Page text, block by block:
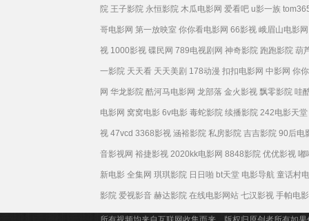
院 王子影院 永恒影院 木瓜电影网 爱看吧 u影一族
哥电影网 第一放映室 你你看电影网 66影视 峨眉山电影网
视 1000影视 碟民网 789电视剧网 神奇影院 跑跑影院 葫
一影院 天天看 天天美剧 178动漫 扣扣电影网 中影网 你
网 华龙影院 酷河马电影网 龙部落 金火影视 飘零影院 哇
电影网 窝窝电影 6v电影 毒蛇影院 续播影院 242电影天堂
视 47vcd 3368影视 涵裕影院 私房影院 吉吉影院 90后电
音影视网 裕捷影视 2020kk电影网 8848影院 优优影视 嘟
新电影 全集网 琪琪影院 日日啪 bt天堂 电影导航 童话村
影院 爱视影音 赫达影院 在线电影网站 七汉影视 手帕电